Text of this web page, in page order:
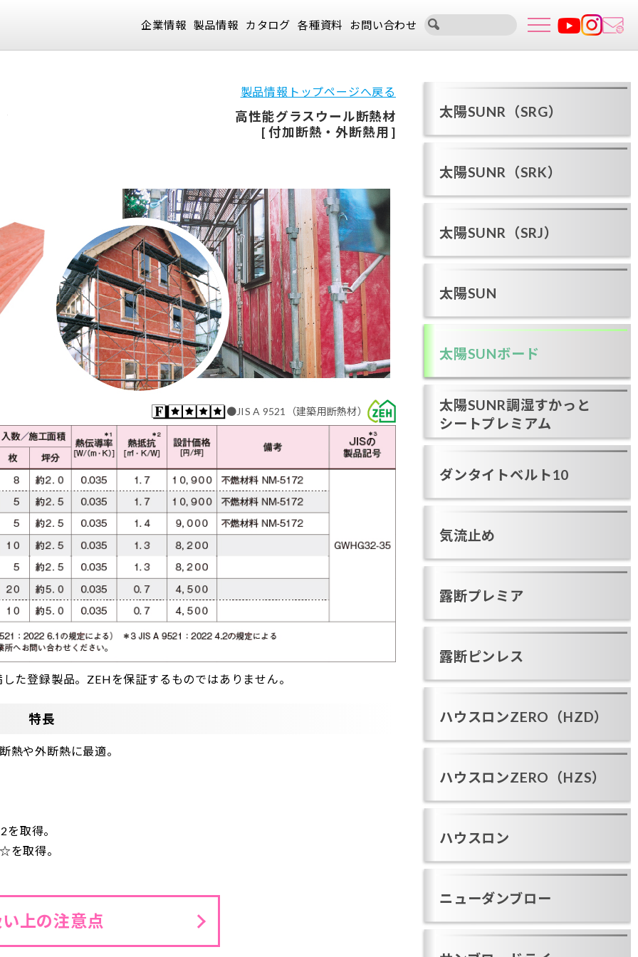
企業情報 製品情報 カタログ 各種資料 お問い合わせ
製品情報トップページへ戻る
高性能グラスウール断熱材
[ 付加断熱・外断熱用 ]
●JIS A 9521（建築用断熱材）
た登録製品。ZEHを保証するものではありません。
特長
熱や外断熱に最適。
取得。
取得。
上の注意点
太陽SUNR（SRG）
太陽SUNR（SRK）
太陽SUNR（SRJ）
太陽SUN
太陽SUNボード
太陽SUNR調湿すかっと
シートプレミアム
ダンタイトベルト10
気流止め
露断プレミア
露断ピンレス
ハウスロンZERO（HZD）
ハウスロンZERO（HZS）
ハウスロン
ニューダンブロー